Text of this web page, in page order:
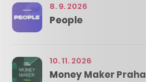
8. 9. 2026
People
10. 11. 2026
Money Maker Praha